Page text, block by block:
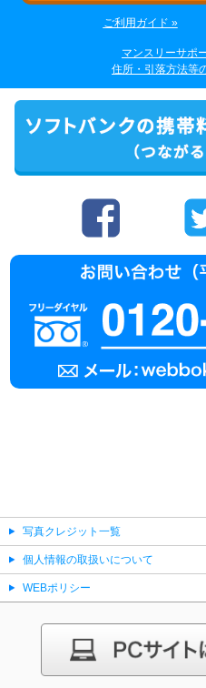
ご利用ガイド »
マンスリーサポ
住所・引落方法等
写真クレジット一覧
個人情報の取扱いについて
WEBポリシー